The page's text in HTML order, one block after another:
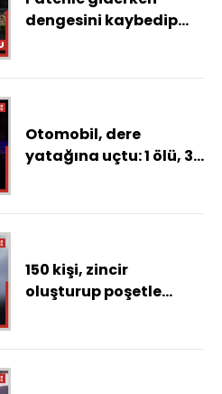
dengesini kaybedip
Otomobil, dere
yatağına uçtu: 1 ölü, 3
150 kişi, zincir
oluşturup poşetle